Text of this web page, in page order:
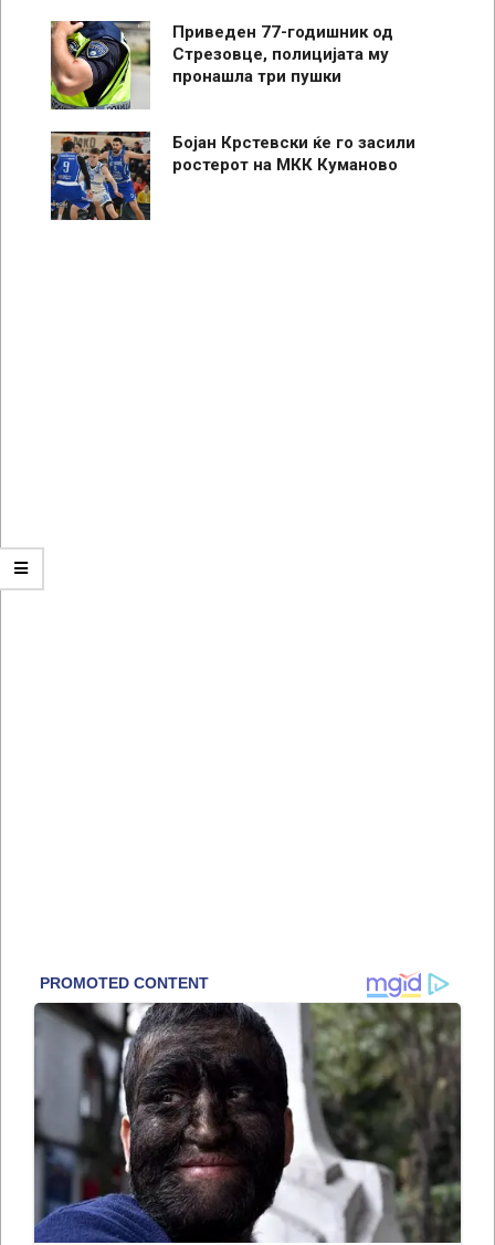
Приведен 77-годишник од
Стрезовце, полицијата му
пронашла три пушки
Бојан Крстевски ќе го засили
ростерот на МКК Куманово